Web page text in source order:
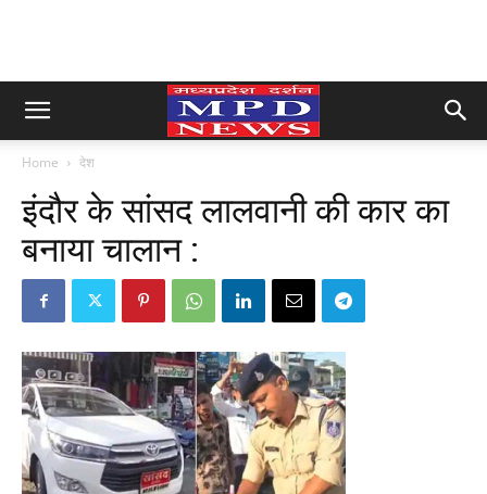
Home देश
इंदौर के सांसद लालवानी की कार का
बनाया चालान :